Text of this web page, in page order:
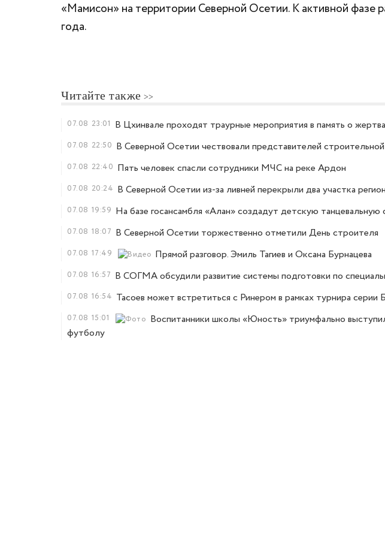
«Мамисон» на территории Северной Осетии. К активной фазе
года.
Читайте также
07.08 23:01 В Цхинвале проходят траурные мероприятия в память о
07.08 22:50 В Северной Осетии чествовали представителей
07.08 22:40 Пять человек спасли сотрудники МЧС на реке Ардон
07.08 20:24 В Северной Осетии из-за ливней перекрыли два участка
07.08 19:59 На базе госансамбля «Алан» создадут детскую танцевальную
07.08 18:07 В Северной Осетии торжественно отметили День строителя
07.08 17:49 Прямой разговор. Эмиль Тагиев и Оксана Бурнацева
07.08 16:57 В СОГМА обсудили развитие системы подготовки по
07.08 16:54 Тасоев может встретиться с Ринером в рамках турнира серии
07.08 15:01
Воспитанники школы «Юность» триумфально
футболу